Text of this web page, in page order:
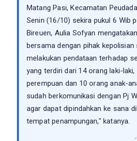
Matang Pasi, Kecamatan
Senin (16/10) sekira pukul 6 Wib
Bireuen, Aulia Sofyan
bersama dengan pihak kepolisian
melakukan pendataan terhadap
yang terdiri dari 14 orang laki-laki,
perempuan dan 10 orang anak-
sudah berkomunikasi dengan Pj
agar dapat dipindahkan ke sana
tempat penampungan," katanya.